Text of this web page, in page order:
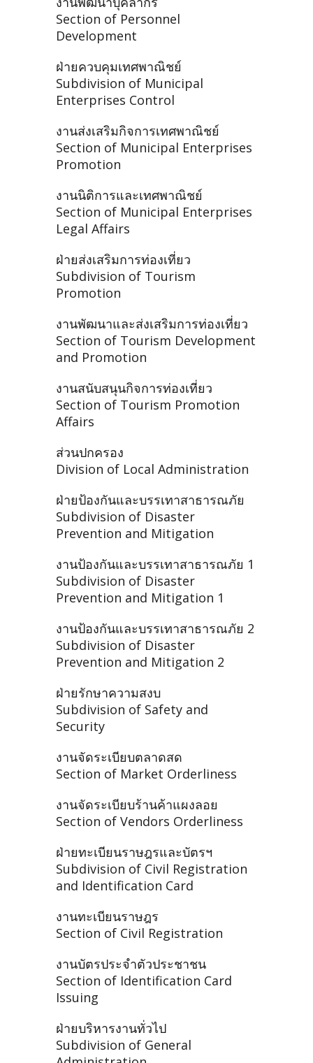
Section of Personnel
Development
ฝ่ายควบคุมเทศพาณิชย์
Subdivision of Municipal
Enterprises Control
งานส่งเสริมกิจการเทศพาณิชย์
Section of Municipal Enterprises
Promotion
งานนิติการและเทศพาณิชย์
Section of Municipal Enterprises
Legal Affairs
ฝ่ายส่งเสริมการท่องเที่ยว
Subdivision of Tourism
Promotion
งานพัฒนาและส่งเสริมการท่องเที่ยว
Section of Tourism Development
and Promotion
งานสนับสนุนกิจการท่องเที่ยว
Section of Tourism Promotion
Affairs
ส่วนปกครอง
Division of Local Administration
ฝ่ายป้องกันและบรรเทาสาธารณภัย
Subdivision of Disaster
Prevention and Mitigation
งานป้องกันและบรรเทาสาธารณภัย 1
Subdivision of Disaster
Prevention and Mitigation 1
งานป้องกันและบรรเทาสาธารณภัย 2
Subdivision of Disaster
Prevention and Mitigation 2
ฝ่ายรักษาความสงบ
Subdivision of Safety and
Security
งานจัดระเบียบตลาดสด
Section of Market Orderliness
งานจัดระเบียบร้านค้าแผงลอย
Section of Vendors Orderliness
ฝ่ายทะเบียนราษฎรและบัตรฯ
Subdivision of Civil Registration
and Identification Card
งานทะเบียนราษฎร
Section of Civil Registration
งานบัตรประจำตัวประชาชน
Section of Identification Card
Issuing
ฝ่ายบริหารงานทั่วไป
Subdivision of General